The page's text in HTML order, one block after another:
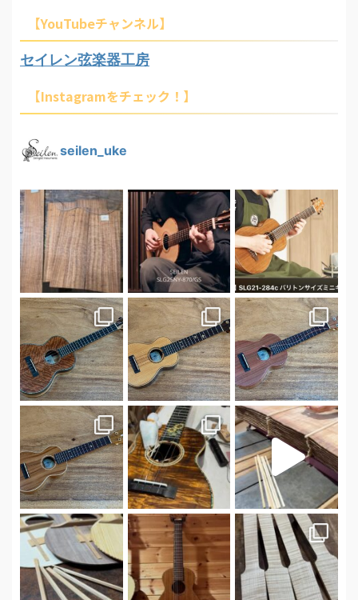
【YouTubeチャンネル】
セイレン弦楽器工房
【Instagramをチェック！】
seilen_uke